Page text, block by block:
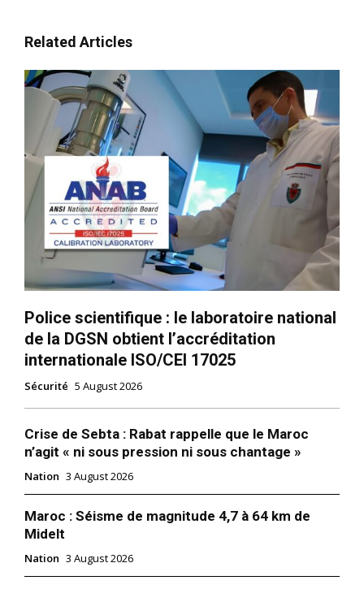
Related Articles
Police scientifique : le laboratoire national
de la DGSN obtient l’accréditation
internationale ISO/CEI 17025
Sécurité 5 August 2026
Crise de Sebta : Rabat rappelle que le Maroc
n’agit « ni sous pression ni sous chantage »
Nation 3 August 2026
Maroc : Séisme de magnitude 4,7 à 64 km de
Midelt
Nation 3 August 2026